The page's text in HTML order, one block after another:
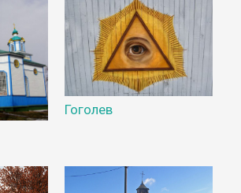
Гоголев